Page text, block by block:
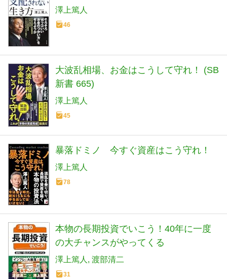
澤上篤人
46
大波乱相場、お金はこうして守れ！ (SB
新書 665)
澤上篤人
45
暴落ドミノ 今すぐ資産はこう守れ！
澤上篤人
78
本物の長期投資でいこう！40年に一度
の大チャンスがやってくる
澤上篤人 渡部清二
31